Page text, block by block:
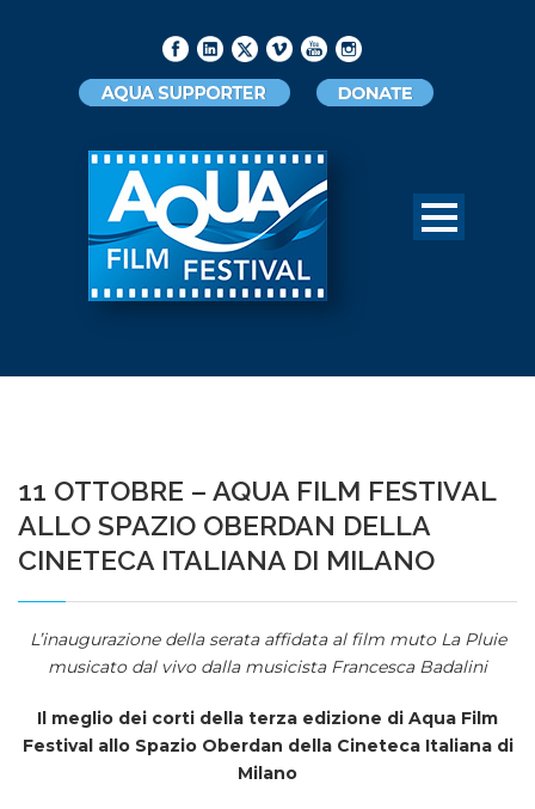
11 OTTOBRE – AQUA FILM FESTIVAL
ALLO SPAZIO OBERDAN DELLA
CINETECA ITALIANA DI MILANO
L’inaugurazione della serata affidata al film muto La Pluie
musicato dal vivo dalla musicista Francesca Badalini
Il meglio dei corti della terza edizione di Aqua Film
Festival allo Spazio Oberdan della Cineteca Italiana di
Milano